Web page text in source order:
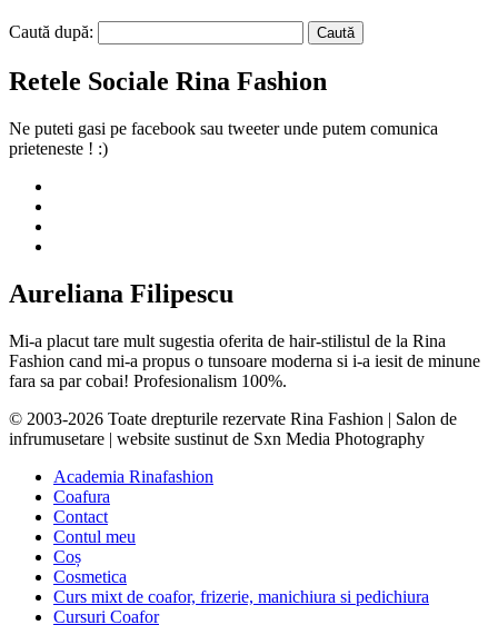
Caută după:
Retele Sociale Rina Fashion
Ne puteti gasi pe facebook sau tweeter unde putem comunica
prieteneste ! :)
Aureliana Filipescu
Mi-a placut tare mult sugestia oferita de hair-stilistul de la Rina
Fashion cand mi-a propus o tunsoare moderna si i-a iesit de minune
fara sa par cobai! Profesionalism 100%.
© 2003-2026 Toate drepturile rezervate Rina Fashion | Salon de
infrumusetare | website sustinut de Sxn Media Photography
Academia Rinafashion
Coafura
Contact
Contul meu
Coș
Cosmetica
Curs mixt de coafor, frizerie, manichiura si pedichiura
Cursuri Coafor